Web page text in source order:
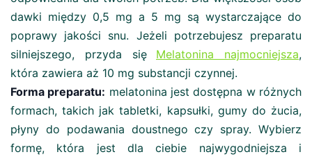
dawki między 0,5 mg a 5 mg są wystarczające do
poprawy jakości snu. Jeżeli potrzebujesz preparatu
silniejszego, przyda się
Melatonina najmocniejsza,
która zawiera aż 10 mg substancji czynnej.
Forma preparatu: melatonina jest dostępna w różnych
formach, takich jak tabletki, kapsułki, gumy do żucia,
płyny do podawania doustnego czy spray. Wybierz
formę, która jest dla ciebie najwygodniejsza i